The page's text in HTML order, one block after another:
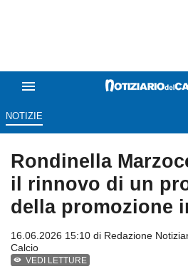
NOTIZIE
Rondinella
il rinnovo di un
della promozione
16.06.2026 15:10 di Redazione
Calcio
VEDI LETTURE